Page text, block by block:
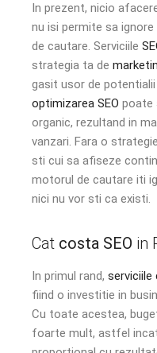
In prezent, nicio
nu isi permite sa
de cautare. Serviciile
strategia ta de
gasit usor de
optimizarea SEO poate
organic, rezultand in
vanzari. Fara o strategie
sti cui sa afiseze
motorul de cautare iti
nici nu vor sti ca existi.
Cat costa SEO in
In primul rand, serviciile
fiind o investitie in
Cu toate acestea,
foarte mult, astfel